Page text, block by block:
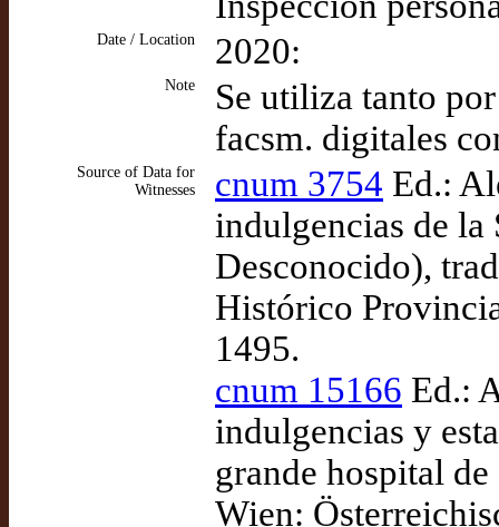
Date / Location 2020:
Note
Se utiliza tanto
facsm. digitales
Source of Data for
Witnesses
cnum 3754 Ed.:
indulgencias de la
Desconocido),
Histórico
1495.
cnum 15166 Ed.:
indulgencias y
grande hospital
Wien: